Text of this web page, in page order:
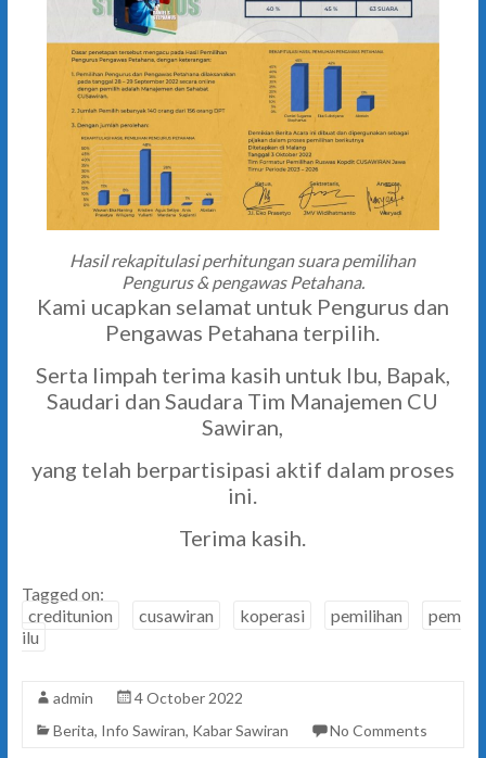
Hasil rekapitulasi perhitungan suara pemilihan
Pengurus & pengawas Petahana.
Kami ucapkan selamat untuk Pengurus dan
Pengawas Petahana terpilih.
Serta limpah terima kasih untuk Ibu, Bapak,
Saudari dan Saudara Tim Manajemen CU
Sawiran,
yang telah berpartisipasi aktif dalam proses
ini.
Terima kasih.
Tagged on:
creditunion
cusawiran koperasi pemilihan
pem
ilu
admin
4 October 2022
Berita, Info Sawiran, Kabar Sawiran No Comments